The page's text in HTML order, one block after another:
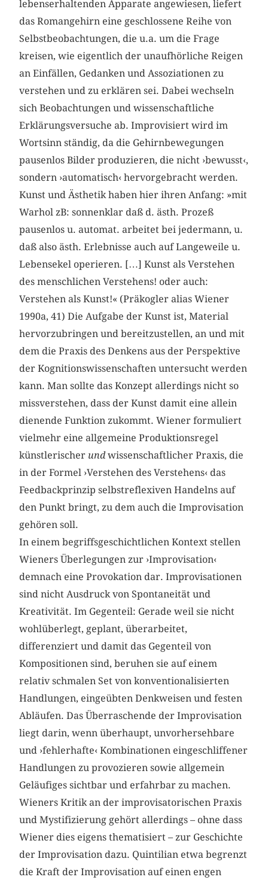
lebenserhaltenden Apparate angewiesen, liefert
das Romangehirn eine geschlossene Reihe von
Selbstbeobachtungen, die u.a. um die Frage
kreisen, wie eigentlich der unaufhörliche Reigen
an Einfällen, Gedanken und Assoziationen zu
verstehen und zu erklären sei. Dabei wechseln
sich Beobachtungen und wissenschaftliche
Erklärungsversuche ab. Improvisiert wird im
Wortsinn ständig, da die Gehirnbewegungen
pausenlos Bilder produzieren, die nicht ›bewusst‹,
sondern ›automatisch‹ hervorgebracht werden.
Kunst und Ästhetik haben hier ihren Anfang: »mit
Warhol zB: sonnenklar daß d. ästh. Prozeß
pausenlos u. automat. arbeitet bei jedermann, u.
daß also ästh. Erlebnisse auch auf Langeweile u.
Lebensekel operieren. […] Kunst als Verstehen
des menschlichen Verstehens! oder auch:
Verstehen als Kunst!« (Präkogler alias Wiener
1990a, 41) Die Aufgabe der Kunst ist, Material
hervorzubringen und bereitzustellen, an und mit
dem die Praxis des Denkens aus der Perspektive
der Kognitionswissenschaften untersucht werden
kann. Man sollte das Konzept allerdings nicht so
missverstehen, dass der Kunst damit eine allein
dienende Funktion zukommt. Wiener formuliert
vielmehr eine allgemeine Produktionsregel
künstlerischer undwissenschaftlicher Praxis, die
in der Formel ›Verstehen des Verstehens‹ das
Feedbackprinzip selbstreflexiven Handelns auf
den Punkt bringt, zu dem auch die Improvisation
gehören soll.
In einem begriffsgeschichtlichen Kontext stellen
Wieners Überlegungen zur ›Improvisation‹
demnach eine Provokation dar. Improvisationen
sind nicht Ausdruck von Spontaneität und
Kreativität. Im Gegenteil: Gerade weil sie nicht
wohlüberlegt, geplant, überarbeitet,
differenziert und damit das Gegenteil von
Kompositionen sind, beruhen sie auf einem
relativ schmalen Set von konventionalisierten
Handlungen, eingeübten Denkweisen und festen
Abläufen. Das Überraschende der Improvisation
liegt darin, wenn überhaupt, unvorhersehbare
und ›fehlerhafte‹ Kombinationen eingeschliffener
Handlungen zu provozieren sowie allgemein
Geläufiges sichtbar und erfahrbar zu machen.
Wieners Kritik an der improvisatorischen Praxis
und Mystifizierung gehört allerdings – ohne dass
Wiener dies eigens thematisiert – zur Geschichte
der Improvisation dazu. Quintilian etwa begrenzt
die Kraft der Improvisation auf einen engen